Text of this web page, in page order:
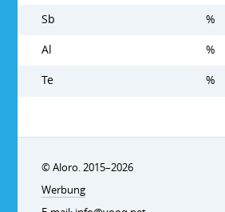
Sb %
Al %
Te %
© Aloro. 2015–2026
Werbung